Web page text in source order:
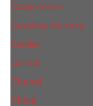
Calvin Klein
Carolina Herrera
Cartier
Cerruti
Сhanеl
Chloe